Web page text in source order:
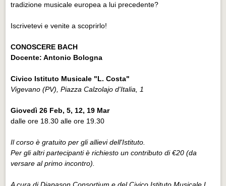
tradizione musicale europea a lui precedente?
Iscrivetevi e venite a scoprirlo!
CONOSCERE BACH
Docente: Antonio Bologna
Civico Istituto Musicale "L. Costa"
Vigevano (PV), Piazza Calzolajo d'Italia, 1
Giovedì 26 Feb, 5, 12, 19 Mar
dalle ore 18.30 alle ore 19.30
Il corso è gratuito per gli allievi dell'Istituto.
Per gli altri partecipanti è richiesto un contributo di €20 (da
versare al primo incontro).